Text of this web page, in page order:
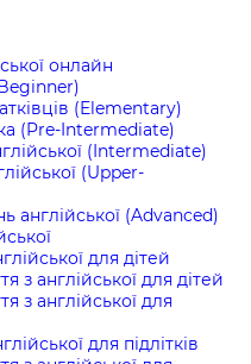
онлайн
(Elementary)
(Pre-Intermediate)
(Intermediate)
(Upper-
англійської (Advanced)
для дітей
з англійської для дітей
з англійської для
для підлітків